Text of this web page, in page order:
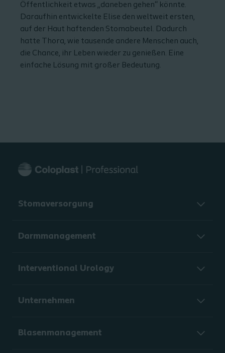
Öffentlichkeit etwas „daneben gehen“ könnte.
Daraufhin entwickelte Elise den weltweit ersten,
auf der Haut haftenden Stomabeutel. Dadurch
hatte Thora, wie tausende andere Menschen auch,
die Chance, ihr Leben wieder zu genießen. Eine
einfache Lösung mit großer Bedeutung.
Stomaversorgung
Darmmanagement
Interventional Urology
Unternehmen
Blasenmanagement